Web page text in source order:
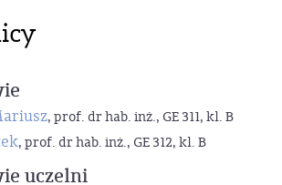
, prof. dr hab. inż., GE 311, kl. B
, prof. dr hab. inż., GE 312, kl. B
uczelni